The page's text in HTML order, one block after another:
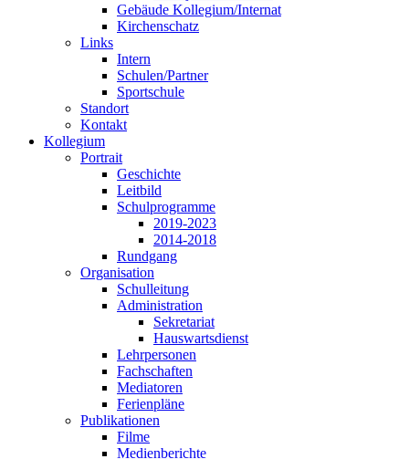
Gebäude Kollegium/Internat
Kirchenschatz
Links
Intern
Schulen/Partner
Sportschule
Standort
Kontakt
Kollegium
Portrait
Geschichte
Leitbild
Schulprogramme
2019-2023
2014-2018
Rundgang
Organisation
Schulleitung
Administration
Sekretariat
Hauswartsdienst
Lehrpersonen
Fachschaften
Mediatoren
Ferienpläne
Publikationen
Filme
Medienberichte